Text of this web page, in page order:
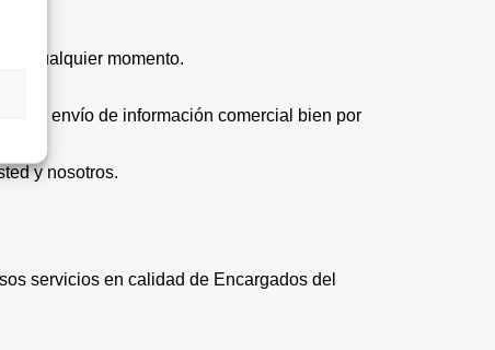
cualquier momento.
el envío de información comercial bien por
y nosotros.
servicios en calidad de Encargados del